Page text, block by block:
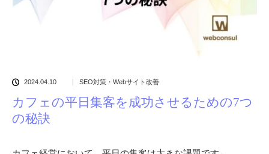
2024.04.10 SEO対策・Webサイト改善
カフェの平日集客を成功させるための7つ
の秘訣